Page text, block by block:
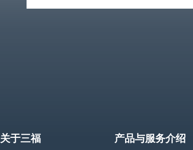
关于三福 产品与服务介绍